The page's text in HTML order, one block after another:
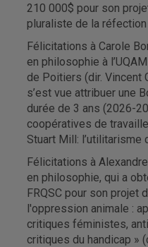
210 000$ pour son
pluraliste de la
Félicitations à Carole
en philosophie à
de Poitiers (dir. Vincent
s’est vue attribuer une
durée de 3 ans (2026-
coopératives de
Stuart Mill: l’utilitarisme
Félicitations à
en philosophie, qui a
FRQSC pour son projet
l'oppression animale :
critiques féministes,
critiques du handicap »